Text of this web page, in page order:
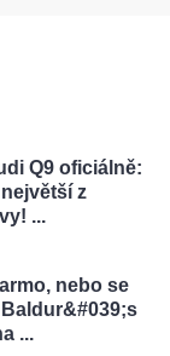
Q9 oficiálně:
z
...
nebo se
...